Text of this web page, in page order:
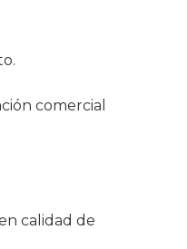
comercial
calidad de